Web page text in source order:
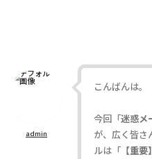
admin
こんばんは。
今回「迷惑メ
が、広く皆さ
ルは「 【重